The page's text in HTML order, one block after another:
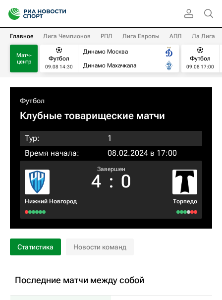
Главное Лига Чемпионов РПЛ Лига Европы АПЛ Ла Лига
Матч-
центр
Футбол
09.08 14:30
Динамо Москва
Динамо Махачкала
Футбол
09.08 17:00
Футбол
Клубные товарищеские матчи
Тур:
1
Время начала:
08.02.2024 в 17:00
Нижний Новгород
Завершен
4 : 0
Торпедо
Статистика Новости команд
Последние матчи между собой